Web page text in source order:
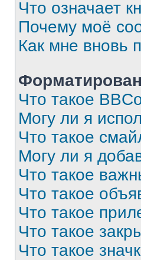
Что означает
Почему моё
Как мне вновь
Что такое
Могу ли я
Что такое
Могу ли я
Что такое
Что такое
Что такое
Что такое
Что такое